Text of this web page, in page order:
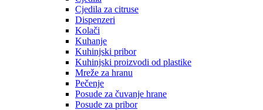
Cjedila za citruse
Dispenzeri
Kolači
Kuhanje
Kuhinjski pribor
Kuhinjski proizvodi od plastike
Mreže za hranu
Pečenje
Posude za čuvanje hrane
Posude za pribor